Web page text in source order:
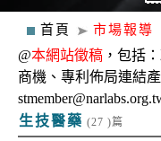
首頁 市場報導
@本網站徵稿 ，包括
商機、專利佈局連結
生技醫藥 (27 )篇